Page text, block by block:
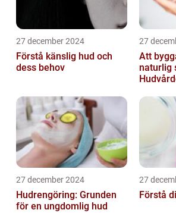
27 december 2024
Förstå känslig hud och
dess behov
27
Att
naturlig
27 december 2024
Hudrengöring: Grunden
för en ungdomlig hud
27
Förstå